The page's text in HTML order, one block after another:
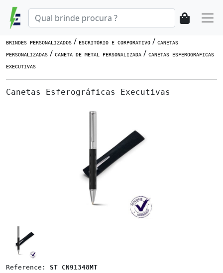
BRINDES PERSONALIZADOS / ESCRITÓRIO E CORPORATIVO / CANETAS
PERSONALIZADAS / CANETA DE METAL PERSONALIZADA / CANETAS ESFEROGRÁFICAS
EXECUTIVAS
Canetas Esferográficas Executivas
Reference: ST CN91348MT